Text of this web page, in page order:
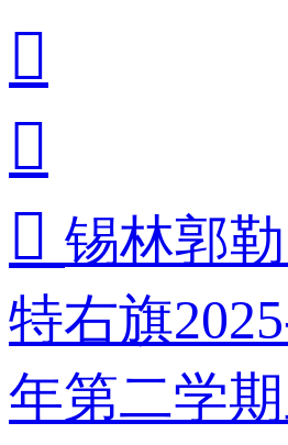


 锡林郭
特右旗
年第二学